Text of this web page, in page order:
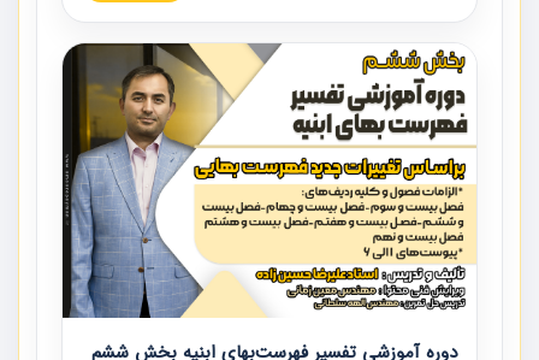
پیمان به همراه تجربیات عملی در این خصوص ارائه شده است.
دوره آموزشی تفسیر فهرست‌بهای ابنیه بخش ششم